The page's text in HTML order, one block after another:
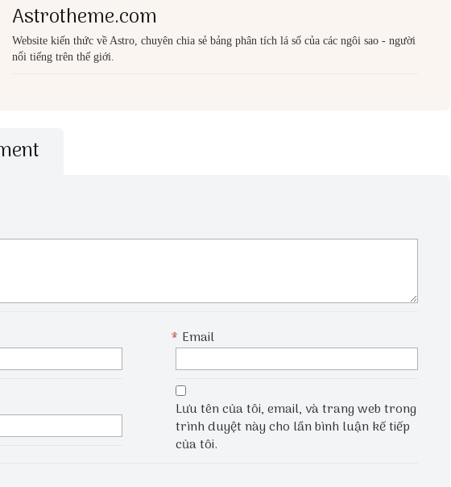
Astrotheme.com
Website kiến thức về Astro, chuyên chia sẻ bảng phân tích lá số của các ngôi sao - người
nổi tiếng trên thế giới.
Email
*
Lưu tên của tôi, email, và trang web trong
trình duyệt này cho lần bình luận kế tiếp
của tôi.